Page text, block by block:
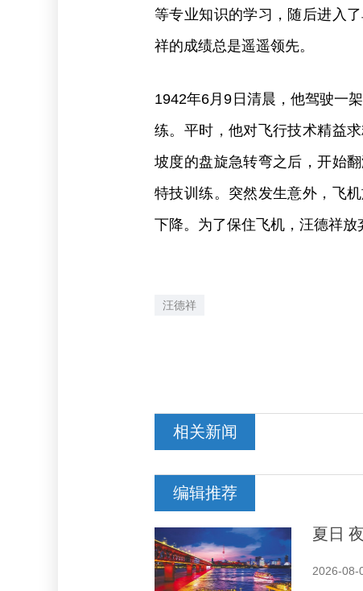
等专业知识的学习，随后进入
祥的成绩总是遥遥领先。
1942年6月9日清晨，他驾驶一
练。平时，他对飞行技术精益
坡度的盘旋急转弯之后，开始
特技训练。突然发生意外，飞
下降。为了保住飞机，汪德祥放
汪德祥
相关新闻
编辑推荐
夏日
2026-08-